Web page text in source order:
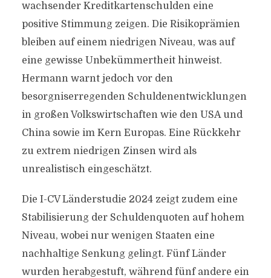
wachsender Kreditkartenschulden eine
positive Stimmung zeigen. Die Risikoprämien
bleiben auf einem niedrigen Niveau, was auf
eine gewisse Unbekümmertheit hinweist.
Hermann warnt jedoch vor den
besorgniserregenden Schuldenentwicklungen
in großen Volkswirtschaften wie den USA und
China sowie im Kern Europas. Eine Rückkehr
zu extrem niedrigen Zinsen wird als
unrealistisch eingeschätzt.
Die I-CV Länderstudie 2024 zeigt zudem eine
Stabilisierung der Schuldenquoten auf hohem
Niveau, wobei nur wenigen Staaten eine
nachhaltige Senkung gelingt. Fünf Länder
wurden herabgestuft, während fünf andere ein